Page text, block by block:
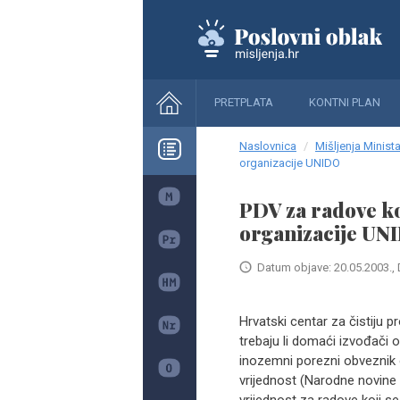
PRETPLATA KONTNI PLAN
Naslovnica
Mišljenja
organizacije UNIDO
PDV za radove
organizacije
Datum objave:
Hrvatski centar za čistiju
trebaju li domaći izvođači
inozemni porezni obveznik
vrijednost (Narodne